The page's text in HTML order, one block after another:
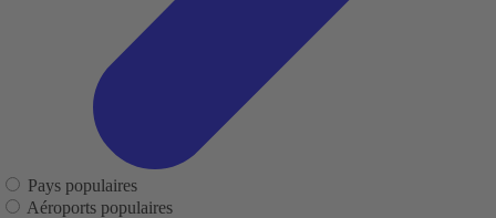
Pays populaires
Aéroports populaires